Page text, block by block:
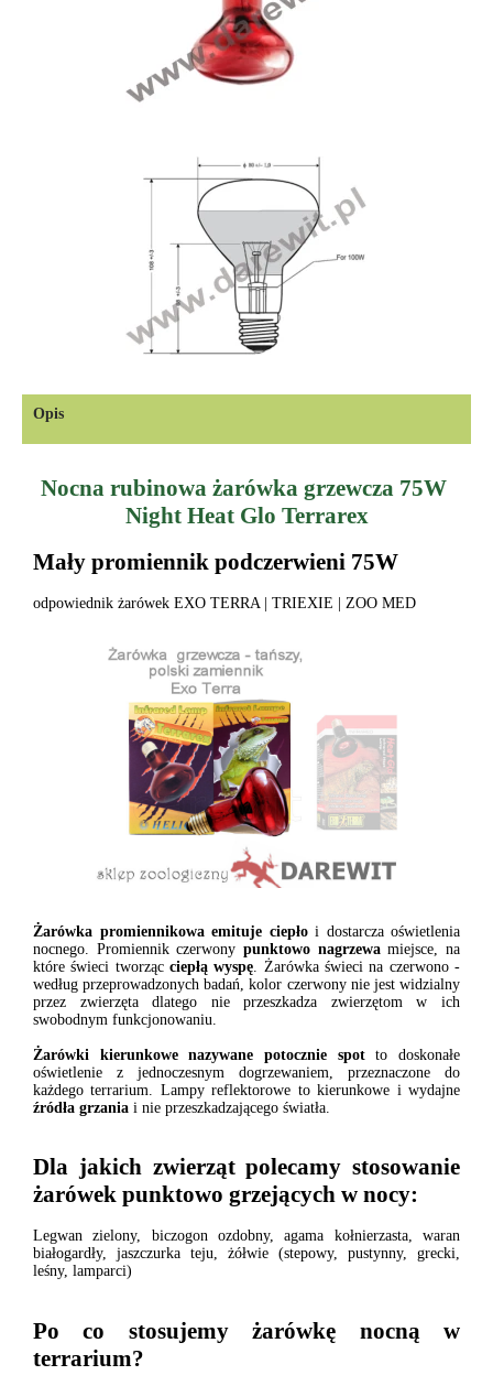
Opis
Nocna rubinowa żarówka grzewcza 75W
Night Heat Glo Terrarex
Mały promiennik podczerwieni 75W
odpowiednik żarówek EXO TERRA | TRIEXIE | ZOO MED
Żarówka promiennikowa emituje ciepłoi dostarcza oświetlenia
nocnego. Promiennik czerwony punktowo nagrzewamiejsce, na
które świeci tworząc ciepłą wyspę . Żarówka świeci na czerwono -
według przeprowadzonych badań, kolor czerwony nie jest widzialny
przez zwierzęta dlatego nie przeszkadza zwierzętom w ich
swobodnym funkcjonowaniu.
Żarówki kierunkowe nazywane potocznie spotto doskonałe
oświetlenie z jednoczesnym dogrzewaniem, przeznaczone do
każdego terrarium. Lampy reflektorowe to kierunkowe i wydajne
źródła grzania i nie przeszkadzającego światła.
Dla jakich zwierząt polecamy stosowanie
żarówek punktowo grzejących w nocy:
Legwan zielony, biczogon ozdobny, agama kołnierzasta, waran
białogardły, jaszczurka teju, żółwie (stepowy, pustynny, grecki,
leśny, lamparci)
Po co stosujemy żarówkę nocną w
terrarium?